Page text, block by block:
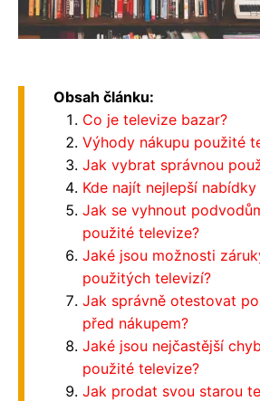
Obsah článku:
Co je televize bazar?
Výhody nákupu použité
Jak vybrat správnou
Kde najít nejlepší
Jak se vyhnout
použité televize?
Jaké jsou možnosti
použitých televizí?
Jak správně otestovat
před nákupem?
Jaké jsou nejčastější
použité televize?
Jak prodat svou starou